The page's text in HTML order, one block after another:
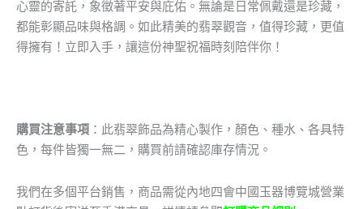
心靈的寄託，象徵著平安與庇佑。無論是日常佩戴還是珍藏，
都能彰顯品味與格調。如此精美的翡翠觀音，值得珍藏，更值
得擁有！立即入手，讓這份神聖祝福時刻陪伴你！
購買注意事項 ：此翡翠飾品為精心製作，顏色、種水、各具特
色，每件皆獨一無二，購買前請確認庫存情況。
我們在多個平台銷售，商品需從內地四會中國玉器博覽城營業